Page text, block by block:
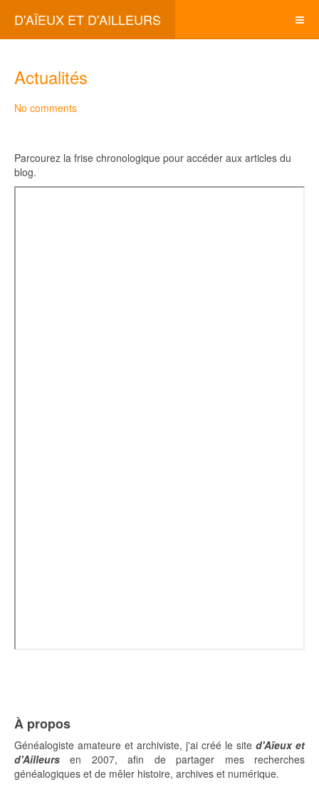
D'AÏEUX ET D'AILLEURS
Actualités
No comments
Parcourez la frise chronologique pour accéder aux articles du
blog.
À propos
Généalogiste amateure et archiviste, j'ai créé le site d'Aïeux et
d'Ailleurs en 2007, afin de partager mes recherches
généalogiques et de mêler histoire, archives et numérique.